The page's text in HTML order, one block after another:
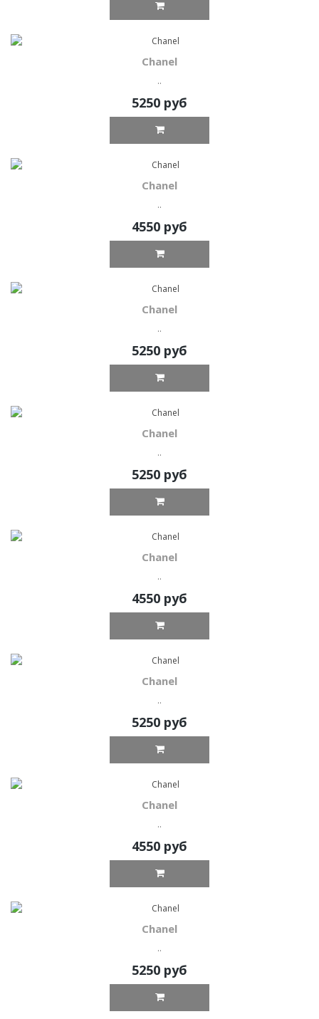
Chanel
..
5250 руб
Chanel
..
4550 руб
Chanel
..
5250 руб
Chanel
..
5250 руб
Chanel
..
4550 руб
Chanel
..
5250 руб
Chanel
..
4550 руб
Chanel
..
5250 руб